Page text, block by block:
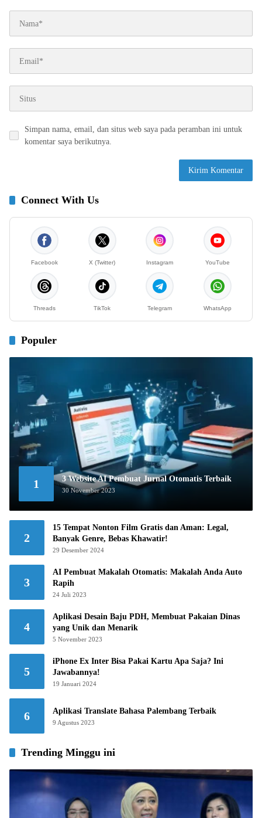
Simpan nama, email, dan situs web saya pada peramban ini untuk
komentar saya berikutnya.
Connect With Us
Facebook X (Twitter) Instagram YouTube
Threads TikTok Telegram WhatsApp
Populer
1 3 Website AI Pembuat Jurnal Otomatis Terbaik
30 November 2023
2
15 Tempat Nonton Film Gratis dan Aman: Legal,
Banyak Genre, Bebas Khawatir!
29 Desember 2024
3
AI Pembuat Makalah Otomatis: Makalah Anda Auto
Rapih
24 Juli 2023
4
Aplikasi Desain Baju PDH, Membuat Pakaian Dinas
yang Unik dan Menarik
5 November 2023
5
iPhone Ex Inter Bisa Pakai Kartu Apa Saja? Ini
Jawabannya!
19 Januari 2024
6 Aplikasi Translate Bahasa Palembang Terbaik
9 Agustus 2023
Trending Minggu ini